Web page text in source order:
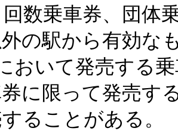
数乗車券、団体
の駅から有効な
おいて発売する
に限って発売す
ることがある。